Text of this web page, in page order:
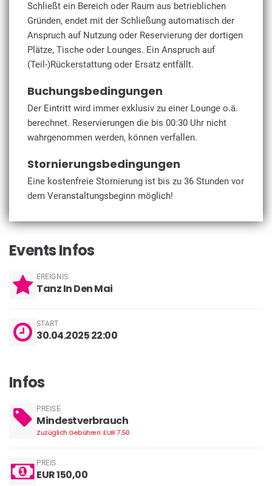
Schließt ein Bereich oder Raum aus betrieblichen
Gründen, endet mit der Schließung automatisch der
Anspruch auf Nutzung oder Reservierung der dortigen
Plätze, Tische oder Lounges. Ein Anspruch auf
(Teil-)Rückerstattung oder Ersatz entfällt.
Buchungsbedingungen
Der Eintritt wird immer exklusiv zu einer Lounge o.ä.
berechnet. Reservierungen die bis 00:30 Uhr nicht
wahrgenommen werden, können verfallen.
Stornierungsbedingungen
Eine kostenfreie Stornierung ist bis zu 36 Stunden vor
dem Veranstaltungsbeginn möglich!
Events Infos
EREIGNIS
Tanz In Den Mai
START
30.04.2025 22:00
Infos
PREISE
Mindestverbrauch
Zuzüglich Gebühren: EUR 7,50
PREIS
EUR 150,00